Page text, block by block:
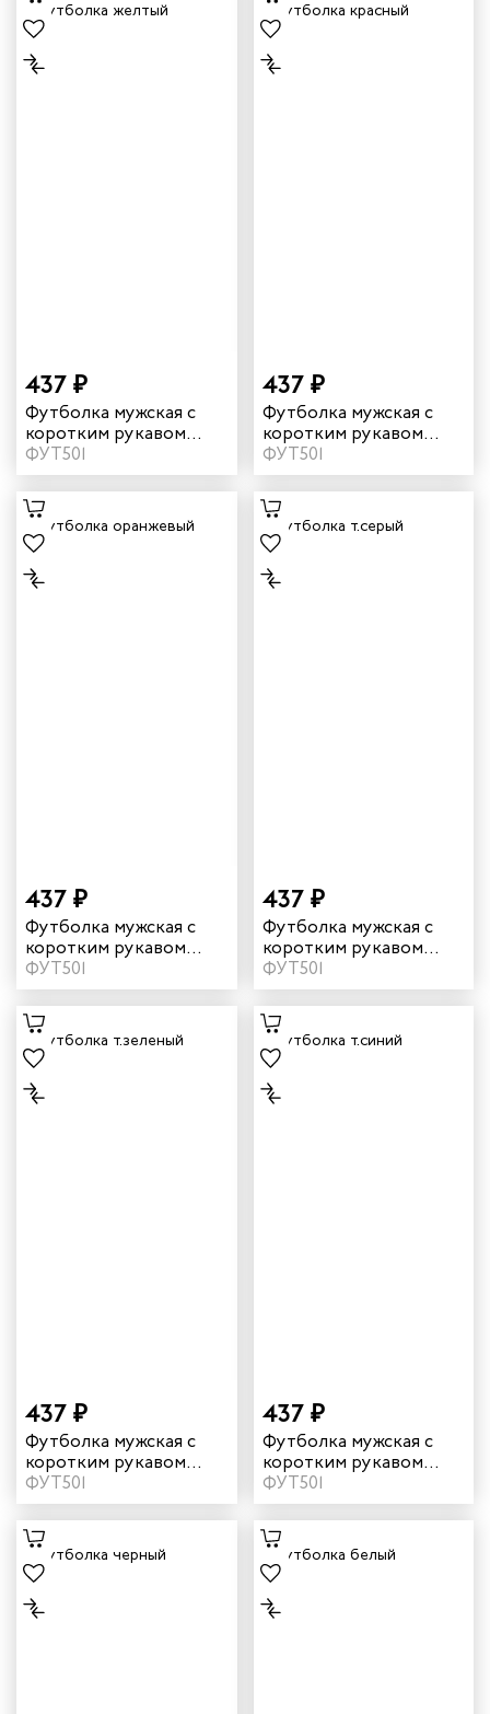
437 ₽
Футболка мужская с
коротким рукавом
цвет желтый
ФУТ501
437 ₽
Футболка мужская с
коротким рукавом
цвет красный
ФУТ501
437 ₽
Футболка мужская с
коротким рукавом
цвет оранжевый
ФУТ501
437 ₽
Футболка мужская с
коротким рукавом
цвет серый
ФУТ501
437 ₽
Футболка мужская с
коротким рукавом
цвет зеленый
ФУТ501
437 ₽
Футболка мужская с
коротким рукавом
цвет темно-синий
ФУТ501